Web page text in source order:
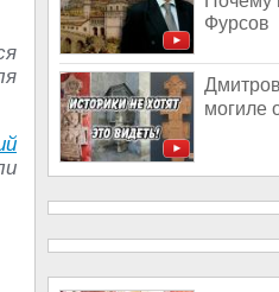
Фурсов
могиле